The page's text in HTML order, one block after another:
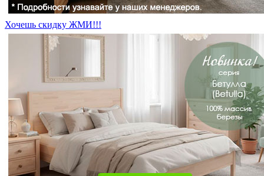
Хочешь скидку ЖМИ!!!